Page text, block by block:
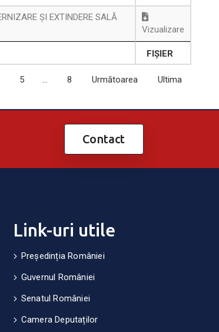
ȘI EXTINDERE SALĂ
Vizualizare
FIȘIER
5 … 8 Următoarea Ultima
Contact
Link-uri utile
Președinția României
Guvernul României
Senatul României
Camera Deputaților